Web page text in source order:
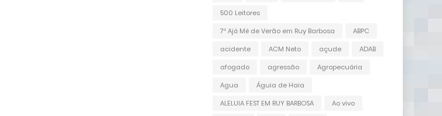
500 Leitores
7º Ajá Mé de Verão em Ruy Barbosa
ABPC
acidente
ACM Neto açude
ADAB
afogado
agressão
Agropecuária
Agua
Águia de Haia
ALELUIA FEST EM RUY BARBOSA
Ao vivo